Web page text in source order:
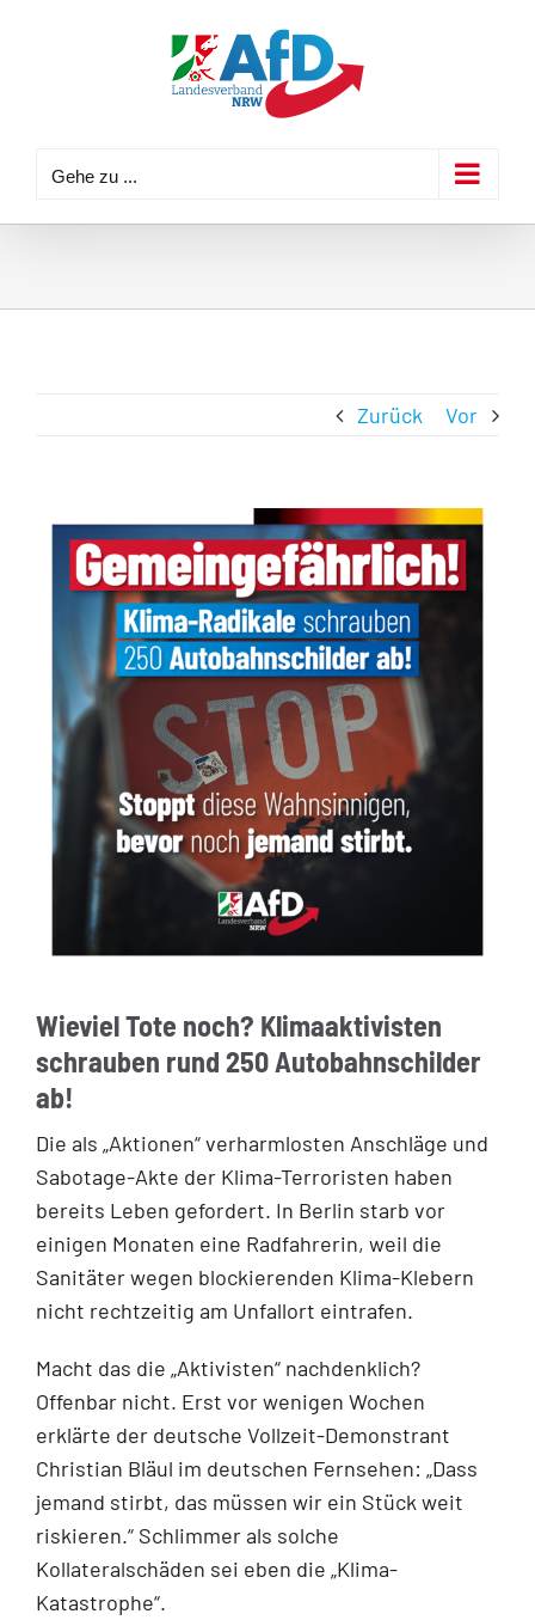
Gehe zu ...
Zurück Vor
Wieviel Tote noch? Klimaaktivisten
schrauben rund 250 Autobahnschilder
ab!
Die als „Aktionen“ verharmlosten Anschläge und
Sabotage-Akte der Klima-Terroristen haben
bereits Leben gefordert. In Berlin starb vor
einigen Monaten eine Radfahrerin, weil die
Sanitäter wegen blockierenden Klima-Klebern
nicht rechtzeitig am Unfallort eintrafen.
Macht das die „Aktivisten“ nachdenklich?
Offenbar nicht. Erst vor wenigen Wochen
erklärte der deutsche Vollzeit-Demonstrant
Christian Bläul im deutschen Fernsehen: „Dass
jemand stirbt, das müssen wir ein Stück weit
riskieren.“ Schlimmer als solche
Kollateralschäden sei eben die „Klima-
Katastrophe“.